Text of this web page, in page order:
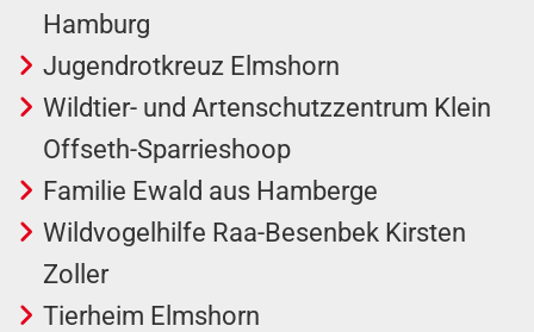
Hamburg
Jugendrotkreuz Elmshorn
Wildtier- und Artenschutzzentrum Klein
Offseth-Sparrieshoop
Familie Ewald aus Hamberge
Wildvogelhilfe Raa-Besenbek Kirsten
Zoller
Tierheim Elmshorn